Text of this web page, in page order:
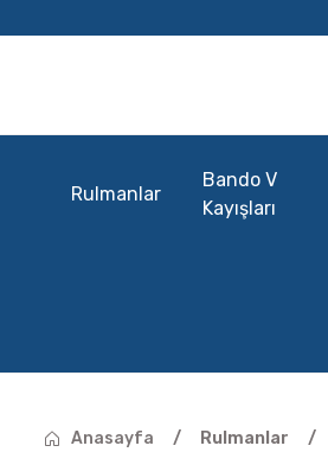
Rulmanlar
Bando V
Kayışları
Anasayfa Rulmanlar